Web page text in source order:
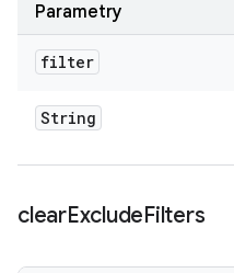
Parametry
filter
String
clearExcludeFilters